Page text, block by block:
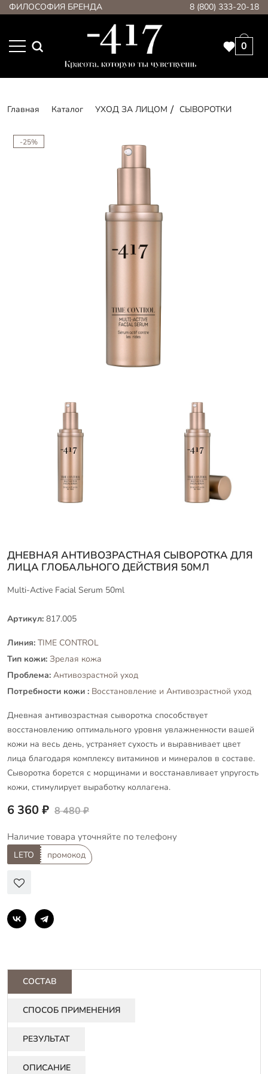
ФИЛОСОФИЯ БРЕНДА 8 (800) 333-20-18
0
Главная Каталог УХОД ЗА ЛИЦОМ СЫВОРОТКИ
-25%
ДНЕВНАЯ АНТИВОЗРАСТНАЯ СЫВОРОТКА ДЛЯ
ЛИЦА ГЛОБАЛЬНОГО ДЕЙСТВИЯ 50МЛ
Multi-Active Facial Serum 50ml
Артикул: 817.005
Линия: TIME CONTROL
Тип кожи: Зрелая кожа
Проблема: Антивозрастной уход
Потребности кожи : Восстановление и Антивозрастной уход
Дневная антивозрастная сыворотка способствует
восстановлению оптимального уровня увлажненности вашей
кожи на весь день, устраняет сухость и выравнивает цвет
лица благодаря комплексу витаминов и минералов в составе.
Сыворотка борется с морщинами и восстанавливает упругость
кожи, стимулирует выработку коллагена.
6 360 ₽ 8 480 ₽
Наличие товара уточняйте по телефону
LETO промокод
СОСТАВ
СПОСОБ ПРИМЕНЕНИЯ
РЕЗУЛЬТАТ
ОПИСАНИЕ